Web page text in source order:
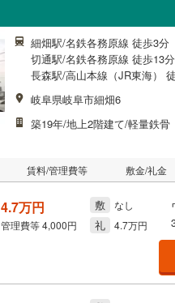
細畑駅/名鉄各務原線 徒歩3分
切通駅/名鉄各務原線 徒歩13分
長森駅/高山本線（JR東海）
岐阜県岐阜市細畑6
築19年/地上2階建て/軽量鉄骨
賃料/管理費等 敷金/礼金
4.7万円
管理費等4,000円
敷 なし
礼 4.7万円